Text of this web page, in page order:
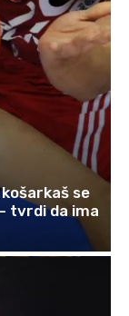
se
tvrdi da ima